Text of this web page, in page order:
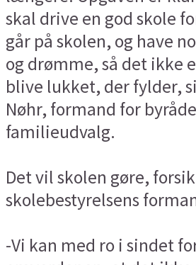
skal drive en god skole
går på skolen, og have
og drømme, så det ikke
blive lukket, der fylder,
Nøhr, formand for
familieudvalg.
Det vil skolen gøre,
skolebestyrelsens
-Vi kan med ro i sindet